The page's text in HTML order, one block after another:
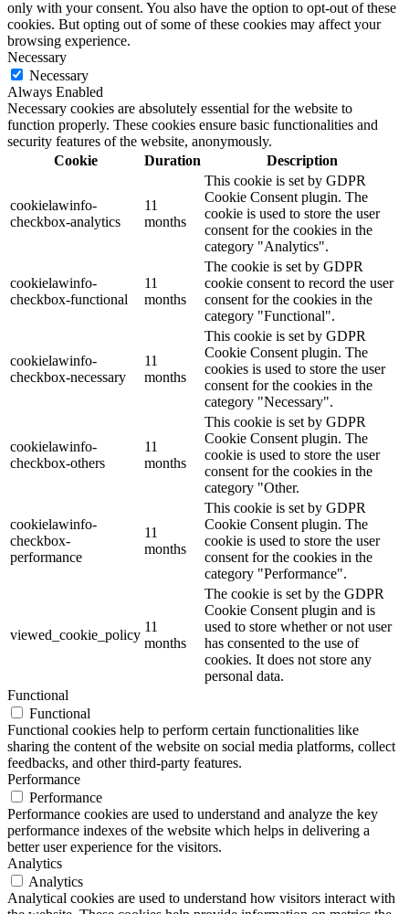
only with your consent. You also have the option to opt-out of these
cookies. But opting out of some of these cookies may affect your
browsing experience.
Necessary
Necessary
Always Enabled
Necessary cookies are absolutely essential for the website to
function properly. These cookies ensure basic functionalities and
security features of the website, anonymously.
Cookie
Duration Description
cookielawinfo-
checkbox-analytics
11
months
This cookie is set by GDPR
Cookie Consent plugin. The
cookie is used to store the user
consent for the cookies in the
category "Analytics".
cookielawinfo-
checkbox-functional
11
months
The cookie is set by GDPR
cookie consent to record the user
consent for the cookies in the
category "Functional".
cookielawinfo-
checkbox-necessary
11
months
This cookie is set by GDPR
Cookie Consent plugin. The
cookies is used to store the user
consent for the cookies in the
category "Necessary".
cookielawinfo-
checkbox-others
11
months
This cookie is set by GDPR
Cookie Consent plugin. The
cookie is used to store the user
consent for the cookies in the
category "Other.
cookielawinfo-
checkbox-
performance
11
months
This cookie is set by GDPR
Cookie Consent plugin. The
cookie is used to store the user
consent for the cookies in the
category "Performance".
viewed_cookie_policy
11
months
The cookie is set by the GDPR
Cookie Consent plugin and is
used to store whether or not user
has consented to the use of
cookies. It does not store any
personal data.
Functional
Functional
Functional cookies help to perform certain functionalities like
sharing the content of the website on social media platforms, collect
feedbacks, and other third-party features.
Performance
Performance
Performance cookies are used to understand and analyze the key
performance indexes of the website which helps in delivering a
better user experience for the visitors.
Analytics
Analytics
Analytical cookies are used to understand how visitors interact with